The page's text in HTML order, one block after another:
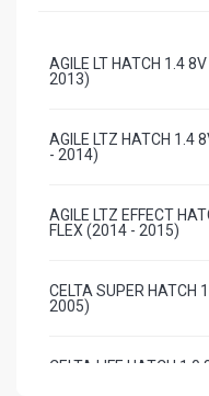
AGILE LT HATCH 1.4
2013)
AGILE LTZ HATCH 1.4
- 2014)
AGILE LTZ EFFECT
FLEX (2014 - 2015)
CELTA SUPER HATCH
2005)
CELTA LIFE HATCH